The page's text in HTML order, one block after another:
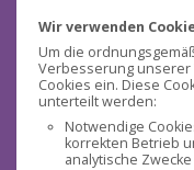
Wir verwenden
Um die
Verbesserung
Cookies ein. Diese
unterteilt werden:
Notwendige
korrekten Betrieb
analytische